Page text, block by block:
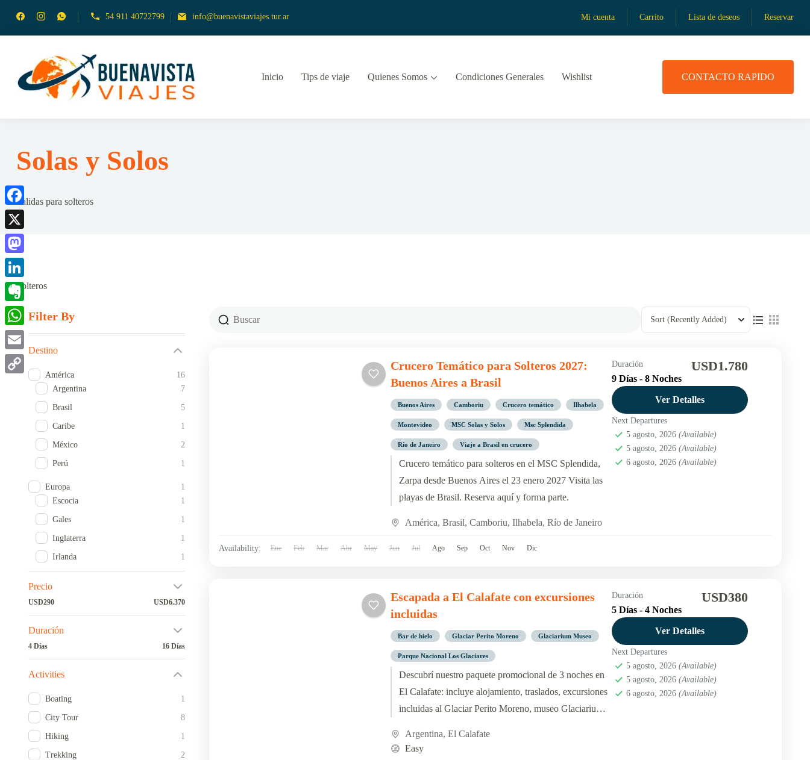
54 911 40722799 info@buenavistaviajes.tur.ar Mi cuenta Carrito Lista de deseos Reservar
Inicio Tips de viaje Quienes Somos Condiciones Generales Wishlist CONTACTO RAPIDO
Solas y Solos
Salidas para solteros
Solteros
Filter By
Destino
América
16
Argentina
7
Brasil 5
Caribe 1
México 2
Perú 1
Europa
1
Escocia
1
Gales 1
Inglaterra 1
Irlanda 1
Precio
USD290 USD6.370
Duración
4 Días 16 Días
Activities
Boating 1
City Tour 8
Hiking 1
Trekking 2
Sort (Recently Added)
Crucero Temático para Solteros 2027:
Buenos Aires a Brasil
Buenos Aires Camboriu Crucero temático Ilhabela
Montevideo MSC Solas y Solos Msc Splendida
Río de Janeiro Viaje a Brasil en crucero
Crucero temático para solteros en el MSC Splendida,
Zarpa desde Buenos Aires el 23 enero 2027 Visita las
playas de Brasil. Reserva aquí y forma parte.
América, Brasil, Camboriu, Ilhabela, Río de Janeiro
Duración
9 Días - 8 Noches
USD1.780
Ver Detalles
Next Departures
5 agosto, 2026 (Available)
5 agosto, 2026 (Available)
6 agosto, 2026 (Available)
Availability: Ene Feb Mar Abr May Jun Jul Ago Sep Oct Nov Dic
Escapada a El Calafate con excursiones
incluidas
Bar de hielo Glaciar Perito Moreno Glaciarium Museo
Parque Nacional Los Glaciares
Descubrí nuestro paquete promocional de 3 noches en
El Calafate: incluye alojamiento, traslados, excursiones
incluidas al Glaciar Perito Moreno, museo Glaciarium y
especiales!
Argentina, El Calafate
Easy
Duración
5 Días - 4 Noches
USD380
Ver Detalles
Next Departures
5 agosto, 2026 (Available)
5 agosto, 2026 (Available)
6 agosto, 2026 (Available)
Facebook
X
Mastodon
LinkedIn
Evernote
WhatsApp
Email